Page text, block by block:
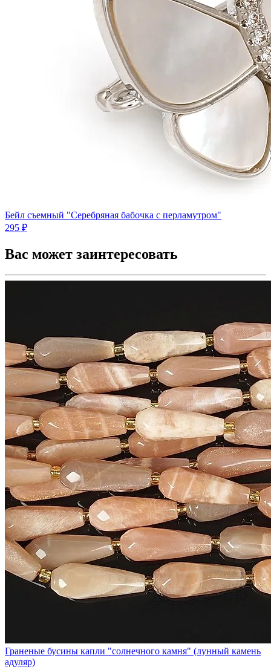
Бейл съемный "Серебряная бабочка с перламутром"
295 ₽
Вас может заинтересовать
Граненые бусины капли "солнечного камня" (лунный камень
адуляр)